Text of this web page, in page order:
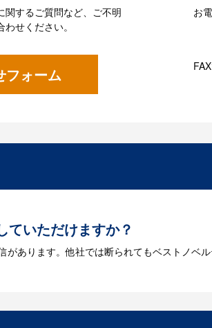
関するご質問など、ご不明
せください。
フォーム
お
ていただけますか？
があります。他社では断られてもベストノベ